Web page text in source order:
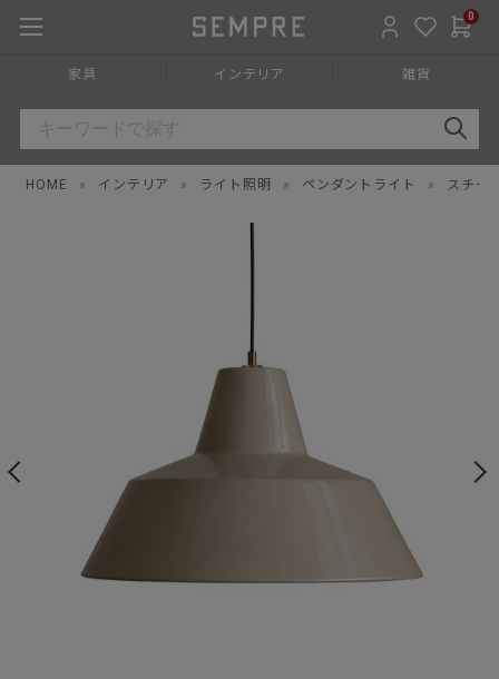
0
家具 インテリア 雑貨
HOME » インテリア » ライト照明 » ペンダントライト » スチー